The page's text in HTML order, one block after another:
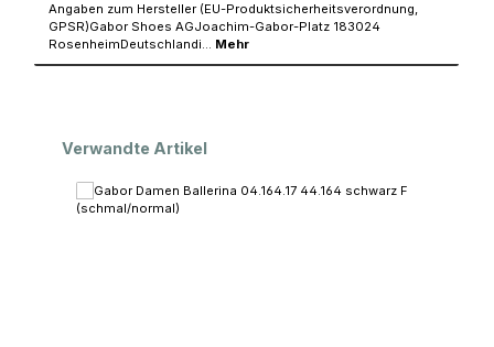
Angaben zum Hersteller (EU-Produktsicherheitsverordnung,
GPSR)Gabor Shoes AGJoachim-Gabor-Platz 183024
RosenheimDeutschlandi… Mehr
Produktgalerie überspringen
Verwandte Artikel